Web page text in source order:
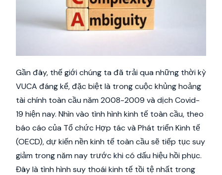
Gần đây, thế giới chúng ta đã trải qua những thời kỳ
VUCA đáng kể, đặc biệt là trong cuộc khủng hoảng
tài chính toàn cầu năm 2008-2009 và dịch Covid-
19 hiện nay. Nhìn vào tình hình kinh tế toàn cầu, theo
báo cáo của Tổ chức Hợp tác và Phát triển Kinh tế
(OECD), dự kiến nền kinh tế toàn cầu sẽ tiếp tục suy
giảm trong năm nay trước khi có dấu hiệu hồi phục.
Đây là tình hình suy thoái kinh tế tồi tệ nhất trong